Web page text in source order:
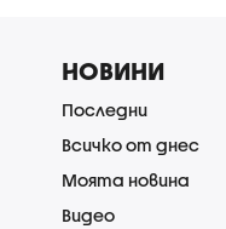
НОВИНИ
Последни
Всичко от днес
Моята новина
Видео